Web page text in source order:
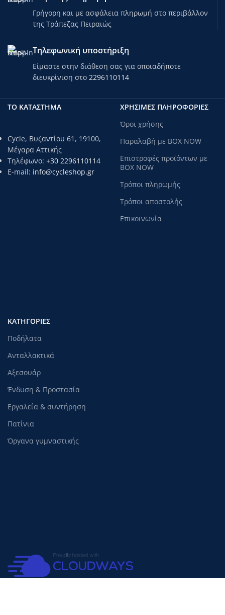
Γρήγορη και με ασφάλεια πληρωμή στο περιβάλλον
της Τράπεζας Πειραιώς
Τηλεφωνική υποστήριξη
Είμαστε στην διάθεση σας για οποιαδήποτε
διευκρίνιση στο 2296110114
ΤΟ ΚΑΤΑΣΤΗΜΑ
Cycle, Βυζαντίου 61, 19100,
Μέγαρα Αττικής
Τηλέφωνο: +30 2296110114
E-mail: info@cycleshop.gr
ΧΡΗΣΙΜΕΣ ΠΛΗΡΟΦΟΡΙΕΣ
Όροι χρήσης
Παραλαβή με BOX NOW
Επιστροφές προϊόντων με
BOX NOW
Τρόποι πληρωμής
Τρόποι αποστολής
Επικοινωνία
ΚΑΤΗΓΟΡΊΕΣ
Ποδήλατα
Ανταλλακτικά
Αξεσουάρ
Ένδυση & Προστασία
Εργαλεία & συντήρηση
Πατίνια
Όργανα γυμναστικής